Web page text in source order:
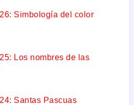
Simbología del color
Los nombres de las
Santas Pascuas